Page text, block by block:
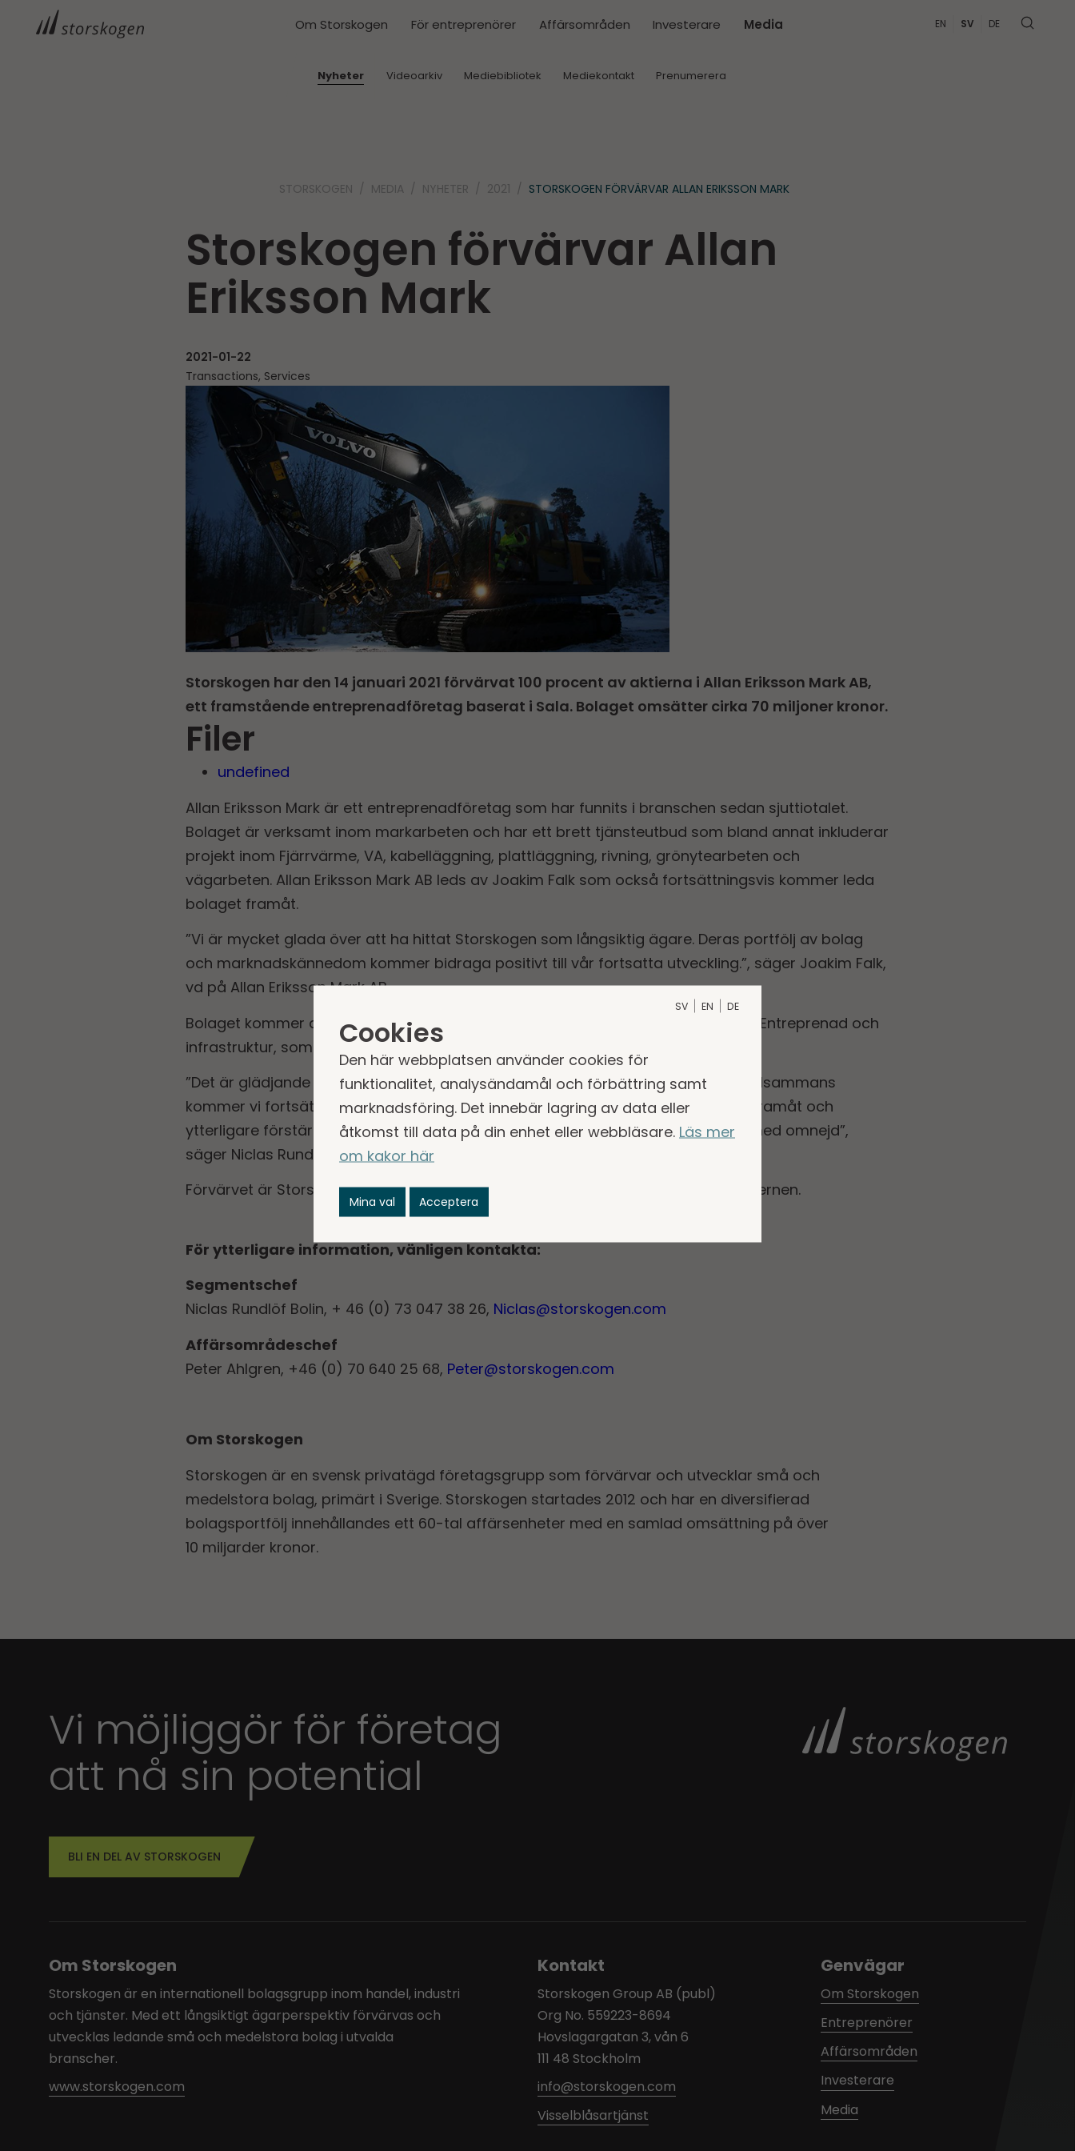
Om Storskogen För entreprenörer Affärsområden Investerare Media
Nyheter Videoarkiv Mediebibliotek Mediekontakt Prenumerera
EN SV DE
STORSKOGEN MEDIA NYHETER 2021 STORSKOGEN FÖRVÄRVAR ALLAN ERIKSSON MARK
Storskogen förvärvar Allan
Eriksson Mark
2021-01-22
Transactions, Services
Storskogen har den 14 januari 2021 förvärvat 100 procent av aktierna i Allan Eriksson Mark AB,
ett framstående entreprenadföretag baserat i Sala. Bolaget omsätter cirka 70 miljoner kronor.
Filer
undefined
Allan Eriksson Mark är ett entreprenadföretag som har funnits i branschen sedan sjuttiotalet.
Bolaget är verksamt inom markarbeten och har ett brett tjänsteutbud som bland annat inkluderar
projekt inom Fjärrvärme, VA, kabelläggning, plattläggning, rivning, grönytearbeten och
vägarbeten. Allan Eriksson Mark AB leds av Joakim Falk som också fortsättningsvis kommer leda
bolaget framåt.
”Vi är mycket glada över att ha hittat Storskogen som långsiktig ägare. Deras portfölj av bolag
och marknadskännedom kommer bidraga positivt till vår fortsatta utveckling.”, säger Joakim Falk,
vd på Allan Eriksson Mark AB
Bolaget kommer att ingå i Storskogens affärsområde Tjänster inom segmentet Entreprenad och
infrastruktur, som Niclas Rundlöf Bolin ansvarar för.
”Det är glädjande att Allan Eriksson Mark AB valt att ansluta sig till Storskogen. Tillsammans
kommer vi fortsätta, tillsammans med ledning och anställda, att driva bolaget framåt och
ytterligare förstärka Allan Erikssons starka marknadsposition i Sala - Västerås med omnejd”,
säger Niclas Rundlöf Bolin.
Förvärvet är Storskogen tredje under 2021 och blir den 60:e affärsenheten i koncernen.
För ytterligare information, vänligen kontakta:
Segmentschef
Niclas Rundlöf Bolin, + 46 (0) 73 047 38 26, Niclas@storskogen.com
Affärsområdes­chef
Peter Ahlgren, +46 (0) 70 640 25 68, Peter@storskogen.com
Om Storskogen
Storskogen är en svensk privatägd företagsgrupp som förvärvar och utvecklar små och
medelstora bolag, primärt i Sverige. Storskogen startades 2012 och har en diversifierad
bolagsportfölj innehållandes ett 60-tal affärsenheter med en samlad omsättning på över
10 miljarder kronor.
Vi möjliggör för företag
att nå sin potential
BLI EN DEL AV STORSKOGEN
Om Storskogen
Storskogen är en internationell bolagsgrupp inom handel, industri
och tjänster. Med ett långsiktigt ägarperspektiv förvärvas och
utvecklas ledande små och medelstora bolag i utvalda
branscher.
www.storskogen.com
Kontakt
Storskogen Group AB (publ)
Org No. 559223-8694
Hovslagargatan 3, vån 6
111 48 Stockholm
info@storskogen.com
Visselblåsartjänst
Genvägar
Om Storskogen
Entreprenörer
Affärsområden
Investerare
Media
SV EN DE
Cookies
Den här webbplatsen använder cookies för
funktionalitet, analysändamål och förbättring samt
marknadsföring. Det innebär lagring av data eller
åtkomst till data på din enhet eller webbläsare. Läs mer
om kakor här
Mina val Acceptera